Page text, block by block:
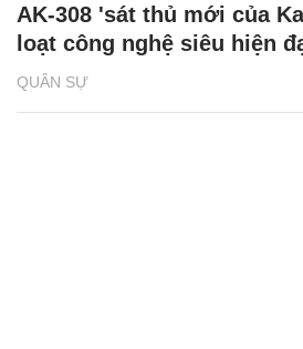
QUÂN SỰ
AK-308 'sát thủ mới của
loạt công nghệ siêu hiện